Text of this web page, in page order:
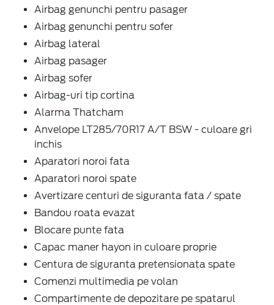
Airbag genunchi pentru pasager
Airbag genunchi pentru sofer
Airbag lateral
Airbag pasager
Airbag sofer
Airbag-uri tip cortina
Alarma Thatcham
Anvelope LT285/70R17 A/T BSW - culoare gri
inchis
Aparatori noroi fata
Aparatori noroi spate
Avertizare centuri de siguranta fata / spate
Bandou roata evazat
Blocare punte fata
Capac maner hayon in culoare proprie
Centura de siguranta pretensionata spate
Comenzi multimedia pe volan
Compartimente de depozitare pe spatarul